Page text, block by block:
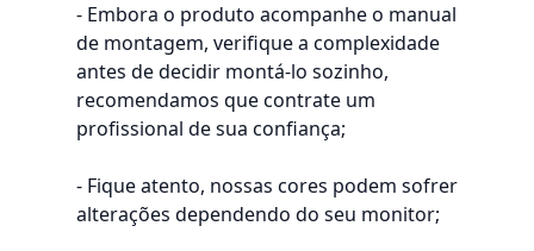
- Embora o produto acompanhe o manual
de montagem, verifique a complexidade
antes de decidir montá-lo sozinho,
recomendamos que contrate um
profissional de sua confiança;
- Fique atento, nossas cores podem sofrer
alterações dependendo do seu monitor;